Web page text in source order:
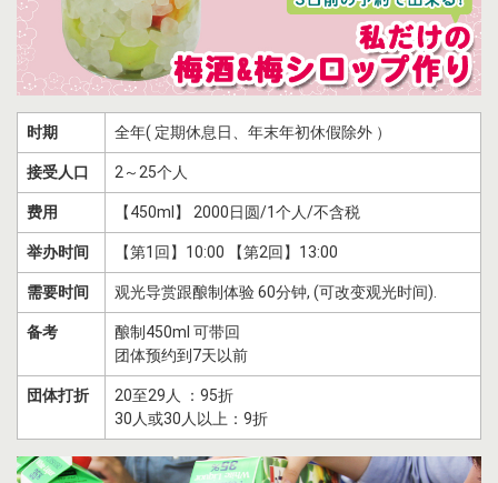
时期 全年( 定期休息日、年末年初休假除外 ）
接受人口 2～25个人
费用 【450ml】 2000日圆/1个人/不含税
举办时间 【第1回】10:00 【第2回】13:00
需要时间 观光导赏跟酿制体验 60分钟, (可改变观光时间).
备考
酿制450ml 可带回
团体预约到7天以前
団体打折
20至29人 ：95折
30人或30人以上：9折